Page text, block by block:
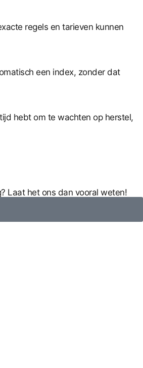
regels en tarieven kunnen
een index, zonder dat
hebt om te wachten op herstel,
Laat het ons dan vooral weten!